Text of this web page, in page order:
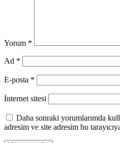
Yorum *
Ad *
E-posta *
İnternet sitesi
Daha sonraki yorumlarımda
adresim ve site adresim bu